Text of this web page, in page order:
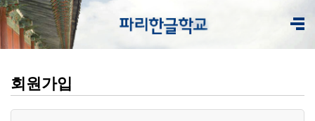
회원가입